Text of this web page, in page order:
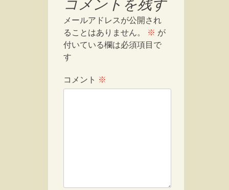
コメントを残す
メールアドレスが公開され
ることはありません。
※ が
付いている欄は必須項目で
す
コメント ※